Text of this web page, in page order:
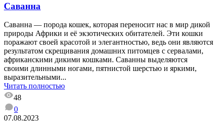
Саванна
Саванна — порода кошек, которая переносит нас в мир дикой
природы Африки и её экзотических обитателей. Эти кошки
поражают своей красотой и элегантностью, ведь они являются
результатом скрещивания домашних питомцев с сервалами,
африканскими дикими кошками. Саванны выделяются
своими длинными ногами, пятнистой шерстью и яркими,
выразительными...
Читать полностью
48
0
07.08.2023